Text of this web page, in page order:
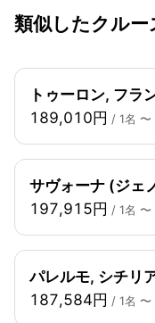
類似したクルー
トゥーロン, フラ
189,010円 / 1名 〜
サヴォーナ (ジェ
197,915円 / 1名 〜
パレルモ, シチリ
187,584円 / 1名 〜